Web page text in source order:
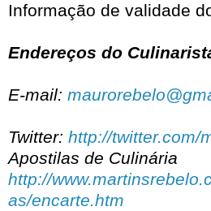
Informação de validade
Endereços do
E-mail:
Twitter: http://twitter.com/
Apostilas de Culinária
http://
as/encarte.htm